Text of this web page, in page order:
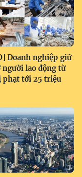
Doanh nghiệp giữ
người lao động từ
phạt tới 25 triệu